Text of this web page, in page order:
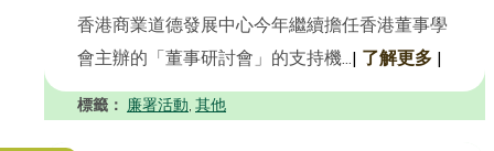
香港商業道德發展中心今年繼續擔任香港董事學
會主辦的「董事研討會」的支持機...| 了解更多 |
標籤： 廉署活動, 其他